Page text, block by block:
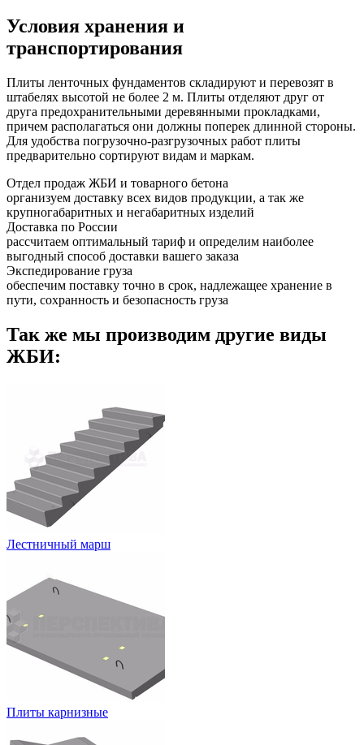
Условия хранения и
транспортирования
Плиты ленточных фундаментов складируют и перевозят в
штабелях высотой не более 2 м. Плиты отделяют друг от
друга предохранительными деревянными прокладками,
причем располагаться они должны поперек длинной стороны.
Для удобства погрузочно-разгрузочных работ плиты
предварительно сортируют видам и маркам.
Отдел продаж ЖБИ и товарного бетона
организуем доставку всех видов продукции, а так же
крупногабаритных и негабаритных изделий
Доставка по России
рассчитаем оптимальный тариф и определим наиболее
выгодный способ доставки вашего заказа
Экспедирование груза
обеспечим поставку точно в срок, надлежащее хранение в
пути, сохранность и безопасность груза
Так же мы производим другие виды
ЖБИ:
Лестничный марш
Плиты карнизные